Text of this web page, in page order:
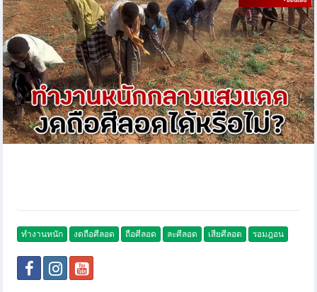
ทำงานหนัก งดถือศีลอด ถือศีลอด ละศีลอด เสียศีลอด รอมฎอน